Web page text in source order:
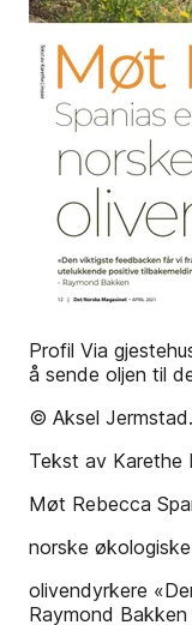
Profil Via
å sende oljen til
© Aksel Jermstad.
Tekst av Karethe
Møt Rebecca
norske økologiske
olivendyrkere
Raymond